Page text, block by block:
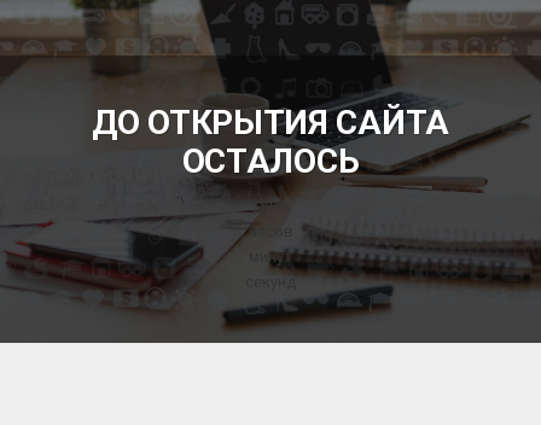
БЕСПЛАТНЫЕ ОБЪЯВЛЕНИЯ
ДО ОТКРЫТИЯ САЙТА
ОСТАЛОСЬ
Дней
часов
минут